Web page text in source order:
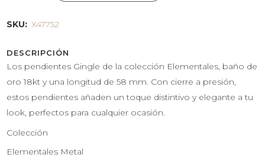
SKU: X47752
DESCRIPCIÓN
Los pendientes Gingle de la colección Elementales, baño de
oro 18kt y una longitud de 58 mm. Con cierre a presión,
estos pendientes añaden un toque distintivo y elegante a tu
look, perfectos para cualquier ocasión.
Colección
Elementales Metal